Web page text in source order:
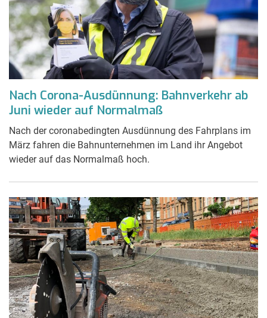
Nach Corona-Ausdünnung: Bahnverkehr ab
Juni wieder auf Normalmaß
Nach der coronabedingten Ausdünnung des Fahrplans im
März fahren die Bahnunternehmen im Land ihr Angebot
wieder auf das Normalmaß hoch.